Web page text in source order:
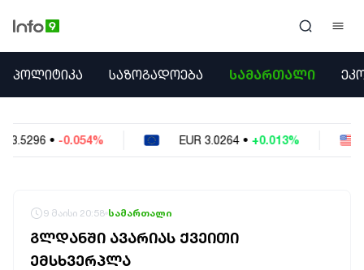
ᲞᲝᲚᲘᲢᲘᲙᲐ
ᲔᲙᲝᲜᲝᲛᲘᲙᲐ
ᲣᲪᲮᲝᲔᲗᲘ
ᲐᲛᲘᲜᲓᲘ
ᲞᲝᲚᲘᲢᲘᲙᲐ ᲡᲐᲖᲝᲒᲐᲓᲝᲔᲑᲐ ᲡᲐᲛᲐᲠᲗᲐᲚᲘ
EUR 3.0264 +0.013% USD 2.6223 • -
9 მაისი 20:58 სამართალი
ᲒᲚᲓᲐᲜᲨᲘ ᲐᲕᲐᲠᲘᲐᲡ ᲥᲕᲔᲘᲗᲘ
ᲔᲛᲡᲮᲕᲔᲠᲞᲚᲐ